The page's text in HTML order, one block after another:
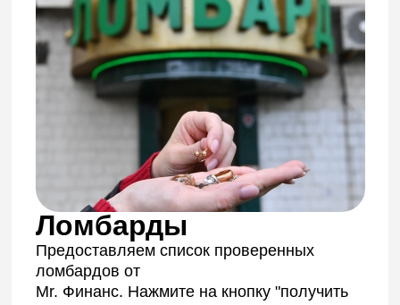
Сделка "Все включено"
Продажа/покупка
Что входит:
Компания проверена Mr.Финанс
Сделка оформляется Mr.Финанс
Уведомление СРО, ЦБ об изменениях
Выезд на сделку к нотариусу и
организация передачи документов
Организация безопасной передачи
денег по сделке
Полное сопровождение сделки